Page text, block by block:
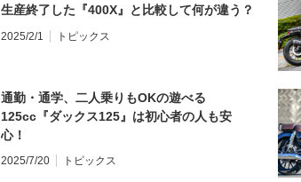
生産終了した『400X』と比較して何が違う？
2025/2/1 トピックス
通勤・通学、二人乗りもOKの遊べる
125cc『ダックス125』は初心者の人も安
心！
2025/7/20 トピックス